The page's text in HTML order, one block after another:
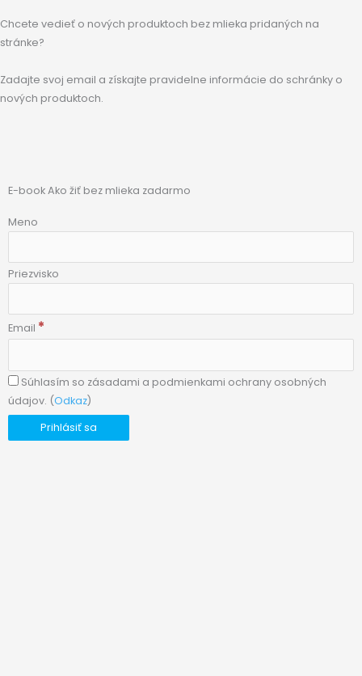
Chcete vedieť o nových produktoch bez mlieka pridaných na
stránke?
Zadajte svoj email a získajte pravidelne informácie do schránky o
nových produktoch.
E-book Ako žiť bez mlieka zadarmo
Meno
Priezvisko
Email *
Súhlasím so zásadami a podmienkami ochrany osobných
údajov. (Odkaz)